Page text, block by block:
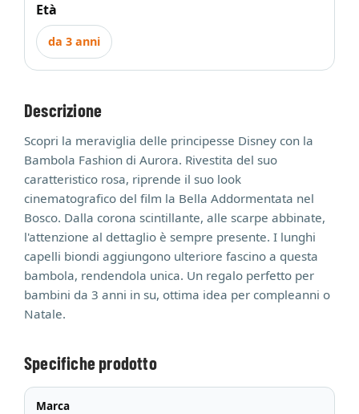
Età
da 3 anni
Descrizione
Scopri la meraviglia delle principesse Disney con la
Bambola Fashion di Aurora. Rivestita del suo
caratteristico rosa, riprende il suo look
cinematografico del film la Bella Addormentata nel
Bosco. Dalla corona scintillante, alle scarpe abbinate,
l'attenzione al dettaglio è sempre presente. I lunghi
capelli biondi aggiungono ulteriore fascino a questa
bambola, rendendola unica. Un regalo perfetto per
bambini da 3 anni in su, ottima idea per compleanni o
Natale.
Specifiche prodotto
Marca